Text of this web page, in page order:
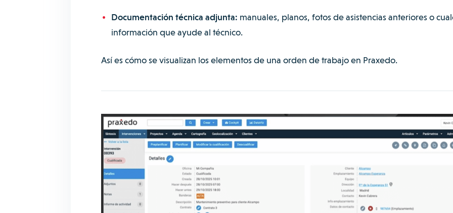
Documentación técnica adjunta: manuales, planos, fotos de asistencias anteriores o
información que ayude al técnico.
Así es cómo se visualizan los elementos de una orden de trabajo en Praxedo.